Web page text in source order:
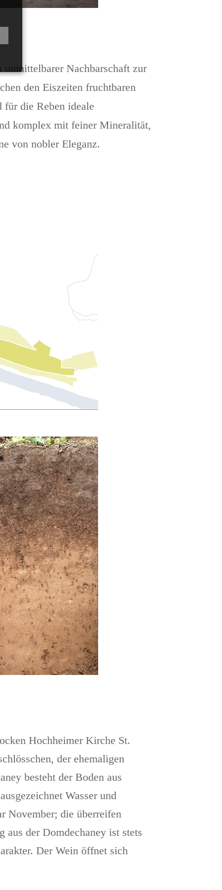
unmittelbarer Nachbarschaft zur
den Eiszeiten fruchtbaren
für die Reben ideale
komplex mit feiner Mineralität,
von nobler Eleganz.
Hochheimer Kirche St.
der ehemaligen
besteht der Boden aus
Wasser und
November; die überreifen
aus der Domdechaney ist stets
Der Wein öffnet sich